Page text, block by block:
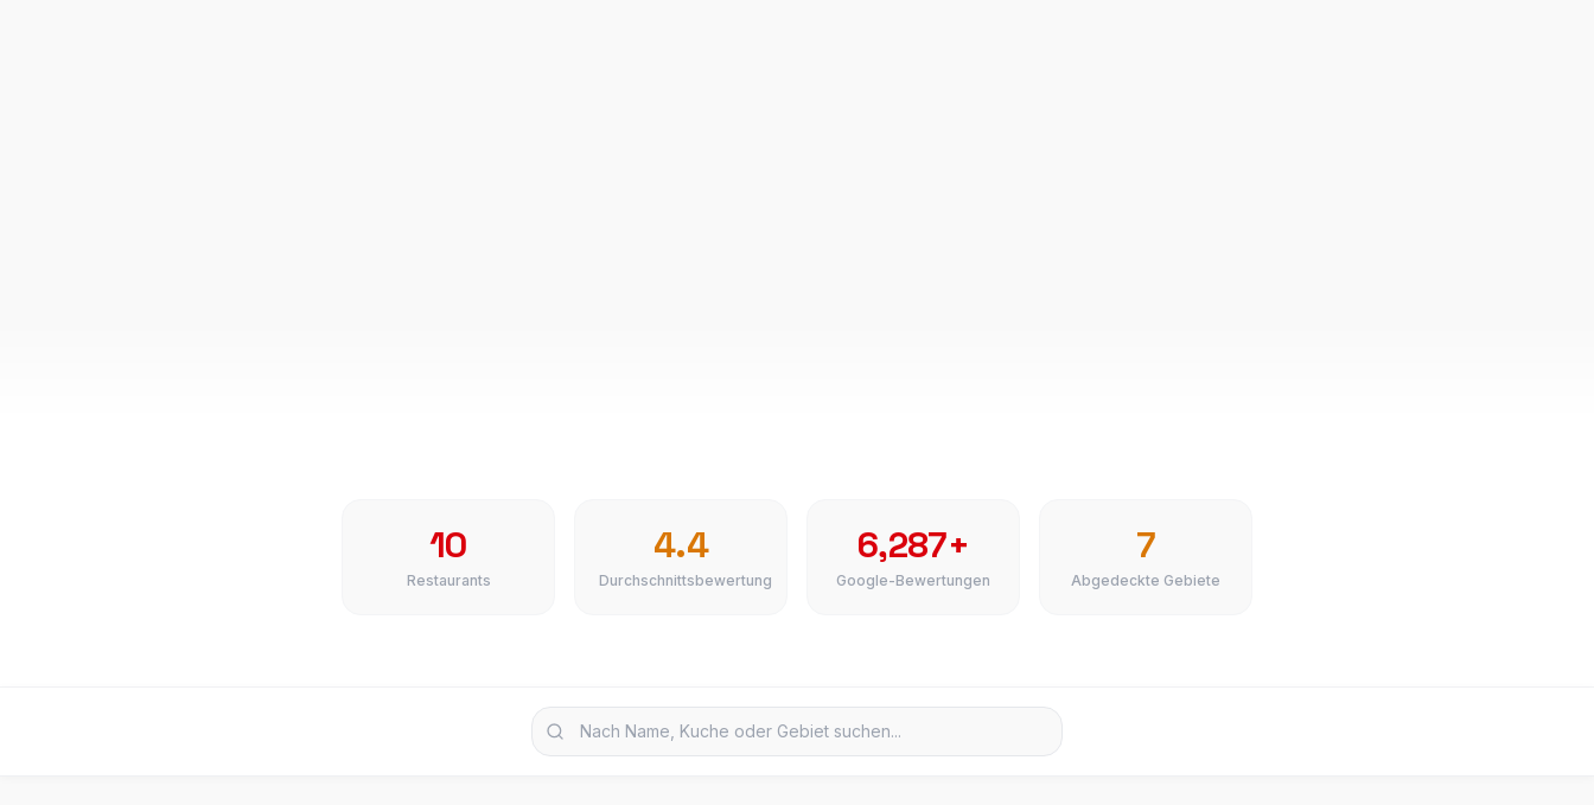
10
Restaurants
4.4
Durchschnittsbewertung
6,287+
Google-Bewertungen
7
Abgedeckte Gebiete